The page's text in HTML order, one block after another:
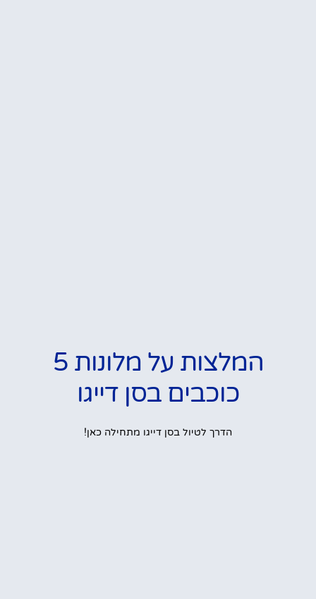
המלצות על מלונות 5
כוכבים בסן דייגו
הדרך לטיול בסן דייגו מתחילה כאן!